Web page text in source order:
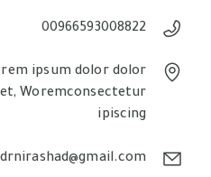
00966593008822
ipsum dolor dolor
Woremconsectetur
ipiscing